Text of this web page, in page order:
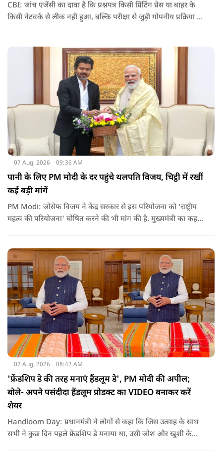
CBI: जांच एजेंसी का दावा है कि प्रश्नपत्र किसी प्रिंटिंग प्रेस या बाहर के
किसी नेटवर्क से लीक नहीं हुआ, बल्कि परीक्षा से जुड़ी गोपनीय प्रक्रिया में
07 Aug, 2026 09:36 AM
पानी के लिए PM मोदी के दर पहुंचे थलपति विजय, चिट्ठी में रखीं
कई बड़ी मांगें
PM Modi: जोसेफ विजय ने केंद्र सरकार से इस परियोजना को 'राष्ट्रीय
महत्व की परियोजना' घोषित करने की भी मांग की है. मुख्यमंत्री का कहना
की समस्या को काफी हद तक कम किया जा सकता है.
07 Aug, 2026 08:42 AM
'फ्रेंडशिप डे की तरह मनाएं हैंडलूम डे', PM मोदी की अपील;
बोले- अपने पसंदीदा हैंडलूम प्रोडक्ट का VIDEO बनाकर करें
शेयर
Handloom Day: प्रधानमंत्री ने लोगों से कहा कि जिस उत्साह के साथ
सभी ने कुछ दिन पहले फ्रेंडशिप डे मनाया था, उसी जोश और खुशी के